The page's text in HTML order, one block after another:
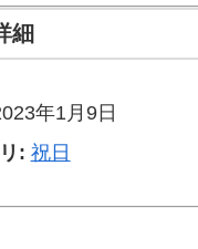
細
年1月9日
: 祝日